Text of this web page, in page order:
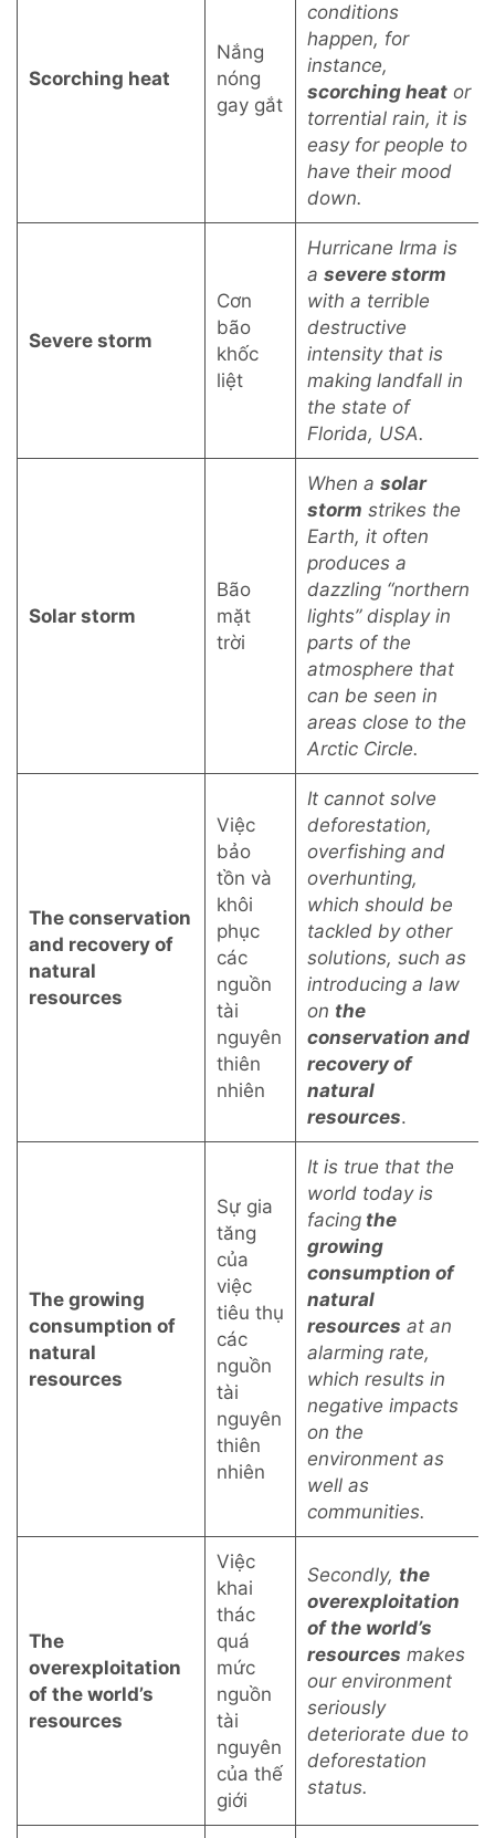
Scorching heat
Nắng
nóng
gay gắt
conditions
happen, for
instance,
scorching heat or
torrential rain, it is
easy for people to
have their mood
down.
Severe storm
Cơn
bão
khốc
liệt
Hurricane Irma is
a severe storm
with a terrible
destructive
intensity that is
making landfall in
the state of
Florida, USA.
Solar storm
Bão
mặt
trời
When a solar
storm strikes the
Earth, it often
produces a
dazzling “northern
lights” display in
parts of the
atmosphere that
can be seen in
areas close to the
Arctic Circle.
The conservation
and recovery of
natural
resources
Việc
bảo
tồn và
khôi
phục
các
nguồn
tài
nguyên
thiên
nhiên
It cannot solve
deforestation,
overfishing and
overhunting,
which should be
tackled by other
solutions, such as
introducing a law
on the
conservation and
recovery of
natural
resources.
The growing
consumption of
natural
resources
Sự gia
tăng
của
việc
tiêu thụ
các
nguồn
tài
nguyên
thiên
nhiên
It is true that the
world today is
facing the
growing
consumption of
natural
resources at an
alarming rate,
which results in
negative impacts
on the
environment as
well as
communities.
The
overexploitation
of the world’s
resources
Việc
khai
thác
quá
mức
nguồn
tài
nguyên
của thế
giới
Secondly, the
overexploitation
of the world’s
resources makes
our environment
seriously
deteriorate due to
deforestation
status.